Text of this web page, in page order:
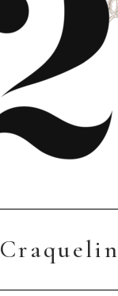
Craquelin